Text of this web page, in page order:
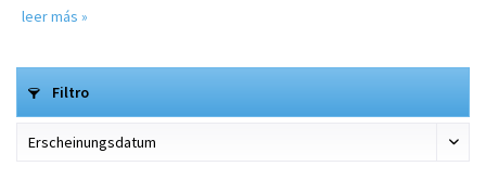
leer más »
Filtro